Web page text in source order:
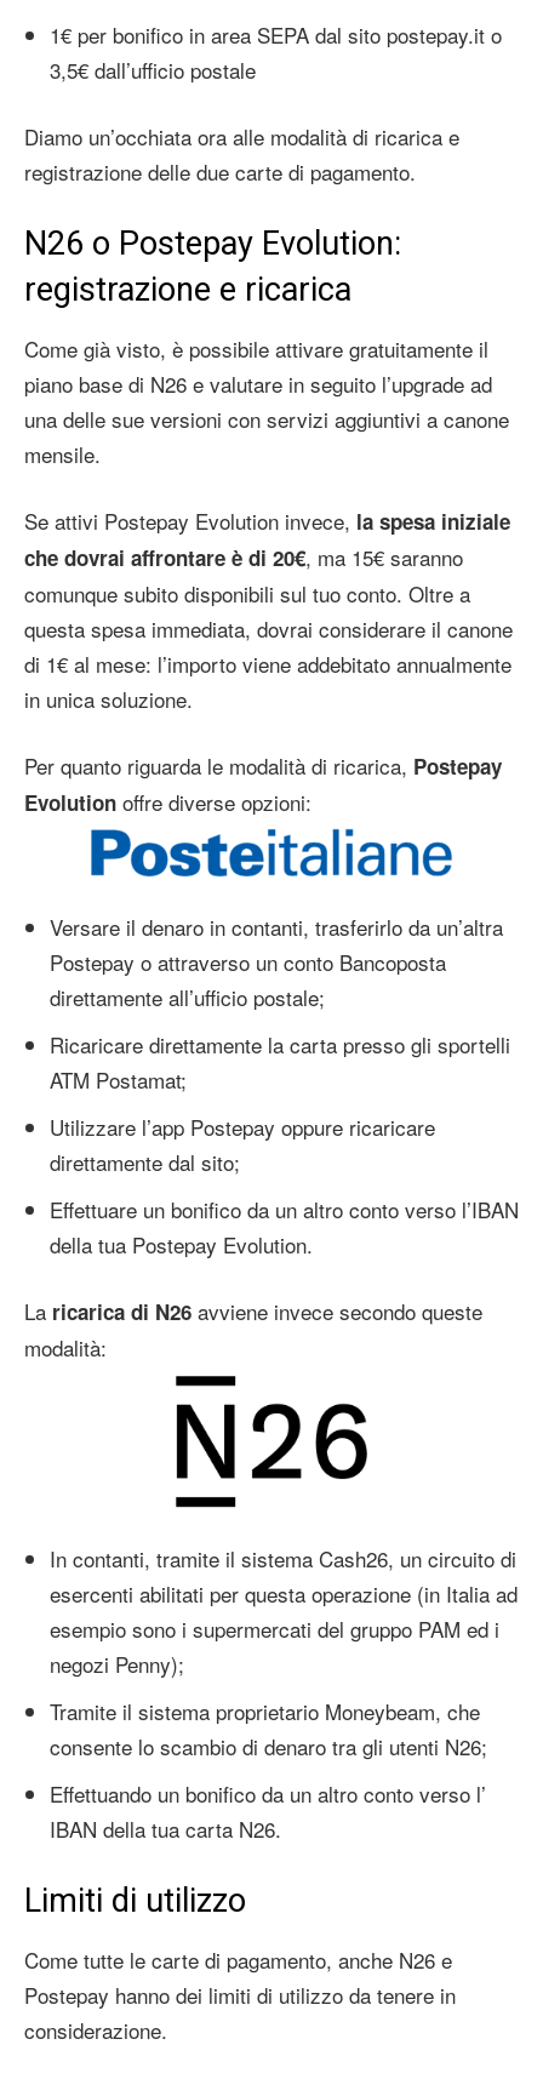
1€ per bonifico in area SEPA dal sito postepay.it o
3,5€ dall’ufficio postale
Diamo un’occhiata ora alle modalità di ricarica e
registrazione delle due carte di pagamento.
N26 o Postepay Evolution:
registrazione e ricarica
Come già visto, è possibile attivare gratuitamente il
piano base di N26 e valutare in seguito l’upgrade ad
una delle sue versioni con servizi aggiuntivi a canone
mensile.
Se attivi Postepay Evolution invece, la spesa iniziale
che dovrai affrontare è di 20€, ma 15€ saranno
comunque subito disponibili sul tuo conto. Oltre a
questa spesa immediata, dovrai considerare il canone
di 1€ al mese: l’importo viene addebitato annualmente
in unica soluzione.
Per quanto riguarda le modalità di ricarica, Postepay
Evolution offre diverse opzioni:
Versare il denaro in contanti, trasferirlo da un’altra
Postepay o attraverso un conto Bancoposta
direttamente all’ufficio postale;
Ricaricare direttamente la carta presso gli sportelli
ATM Postamat;
Utilizzare l’app Postepay oppure ricaricare
direttamente dal sito;
Effettuare un bonifico da un altro conto verso l’IBAN
della tua Postepay Evolution.
La ricarica di N26 avviene invece secondo queste
modalità:
In contanti, tramite il sistema Cash26, un circuito di
esercenti abilitati per questa operazione (in Italia ad
esempio sono i supermercati del gruppo PAM ed i
negozi Penny);
Tramite il sistema proprietario Moneybeam, che
consente lo scambio di denaro tra gli utenti N26;
Effettuando un bonifico da un altro conto verso l’
IBAN della tua carta N26.
Limiti di utilizzo
Come tutte le carte di pagamento, anche N26 e
Postepay hanno dei limiti di utilizzo da tenere in
considerazione.